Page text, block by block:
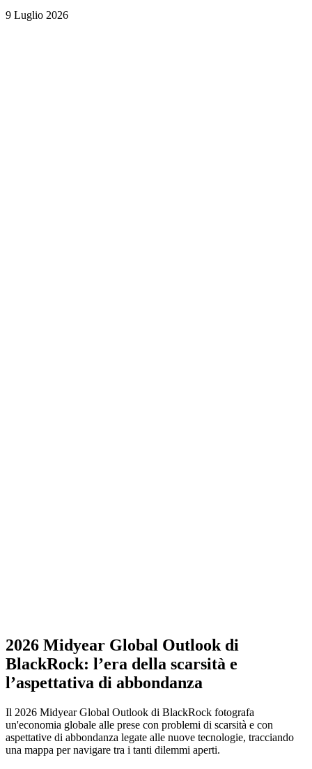
9 Luglio 2026
2026 Midyear Global Outlook di
BlackRock: l’era della scarsità e
l’aspettativa di abbondanza
Il 2026 Midyear Global Outlook di BlackRock fotografa
un'economia globale alle prese con problemi di scarsità e con
aspettative di abbondanza legate alle nuove tecnologie, tracciando
una mappa per navigare tra i tanti dilemmi aperti.